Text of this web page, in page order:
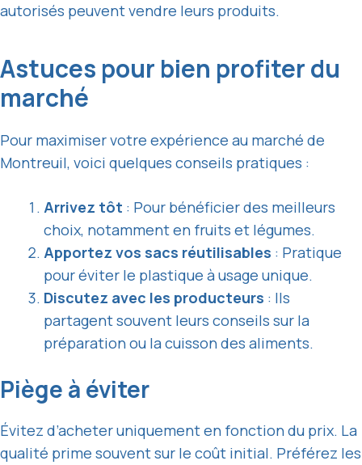
autorisés peuvent vendre leurs produits.
Astuces pour bien profiter du
marché
Pour maximiser votre expérience au marché de
Montreuil, voici quelques conseils pratiques :
Arrivez tôt : Pour bénéficier des meilleurs
choix, notamment en fruits et légumes.
Apportez vos sacs réutilisables : Pratique
pour éviter le plastique à usage unique.
Discutez avec les producteurs : Ils
partagent souvent leurs conseils sur la
préparation ou la cuisson des aliments.
Piège à éviter
Évitez d’acheter uniquement en fonction du prix. La
qualité prime souvent sur le coût initial. Préférez les